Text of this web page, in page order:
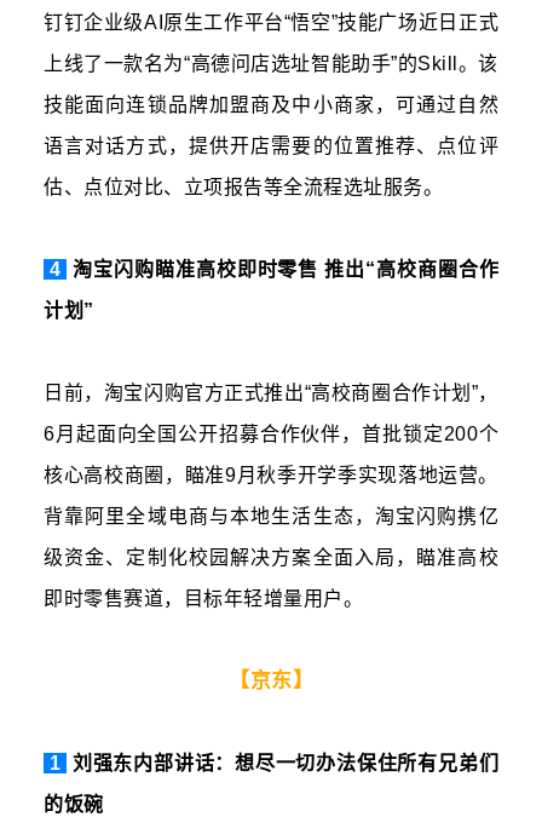
钉钉企业级AI原生工作平台“悟空”技能广场近日正式
上线了一款名为“高德问店选址智能助手”的Skill。该
技能面向连锁品牌加盟商及中小商家，可通过自然
语言对话方式，提供开店需要的位置推荐、点位评
估、点位对比、立项报告等全流程选址服务。
4 淘宝闪购瞄准高校即时零售 推出“高校商圈合作
计划”
日前，淘宝闪购官方正式推出“高校商圈合作计划”，
6月起面向全国公开招募合作伙伴，首批锁定200个
核心高校商圈，瞄准9月秋季开学季实现落地运营。
背靠阿里全域电商与本地生活生态，淘宝闪购携亿
级资金、定制化校园解决方案全面入局，瞄准高校
即时零售赛道，目标年轻增量用户。
【京东】
1 刘强东内部讲话：想尽一切办法保住所有兄弟们
的饭碗